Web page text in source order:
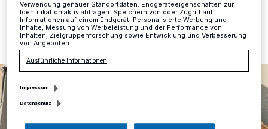
02.03.2026 , 14:01 Uhr Eine Minute Lesezeit
Verwendung genauer Standortdaten. Endgeräteeigenschaften zur
Identifikation aktiv abfragen. Speichern von oder Zugriff auf
Informationen auf einem Endgerät. Personalisierte Werbung und
Inhalte, Messung von Werbeleistung und der Performance von
Inhalten, Zielgruppenforschung sowie Entwicklung und Verbesserung
von Angeboten.
Ausführliche Informationen
Impressum
Datenschutz